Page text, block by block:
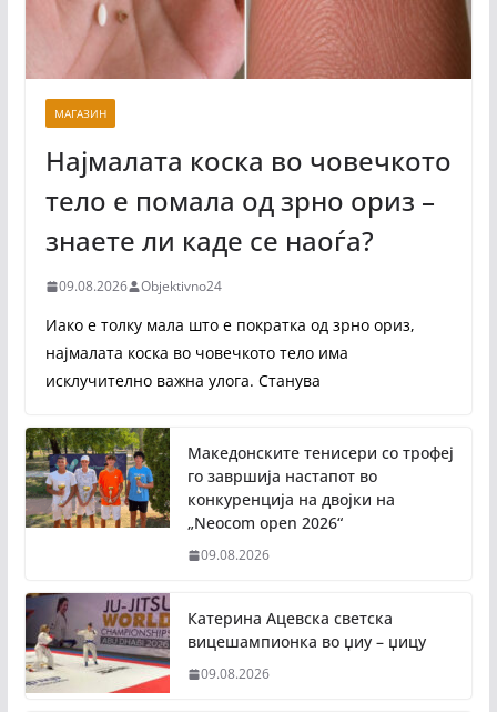
МАГАЗИН
Најмалата коска во човечкото
тело е помала од зрно ориз –
знаете ли каде се наоѓа?
09.08.2026 Objektivno24
Иако е толку мала што е пократка од зрно ориз,
најмалата коска во човечкото тело има
исклучително важна улога. Станува
Македонските тенисери со трофеј
го завршија настапот во
конкуренција на двојки на
„Neocom open 2026“
09.08.2026
Катерина Ацевска светска
вицешампионка во џиу – џицу
09.08.2026